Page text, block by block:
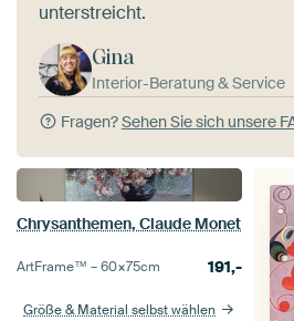
unterstreicht.
Gina
Interior-Beratung & Service
Fragen?Sehen Sie sich unsere
Chrysanthemen, Claude Monet
ArtFrame™ –60×75cm 191,-
Größe & Material selbst wählen